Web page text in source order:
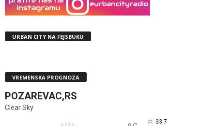
URBAN CITY NA FEJSBUKU
VREMENSKA PROGNOZA
POZAREVAC,RS
Clear Sky
33.7